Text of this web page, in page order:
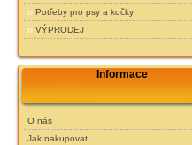
Potřeby pro psy a kočky
VÝPRODEJ
Informace
O nás
Jak nakupovat